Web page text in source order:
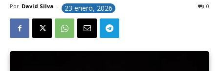
Por David Silva - 23 enero, 2026 0